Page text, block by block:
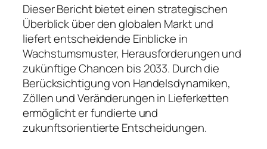
Dieser Bericht bietet einen strategischen
Überblick über den globalen Markt und
liefert entscheidende Einblicke in
Wachstumsmuster, Herausforderungen und
zukünftige Chancen bis 2033. Durch die
Berücksichtigung von Handelsdynamiken,
Zöllen und Veränderungen in Lieferketten
ermöglicht er fundierte und
zukunftsorientierte Entscheidungen.